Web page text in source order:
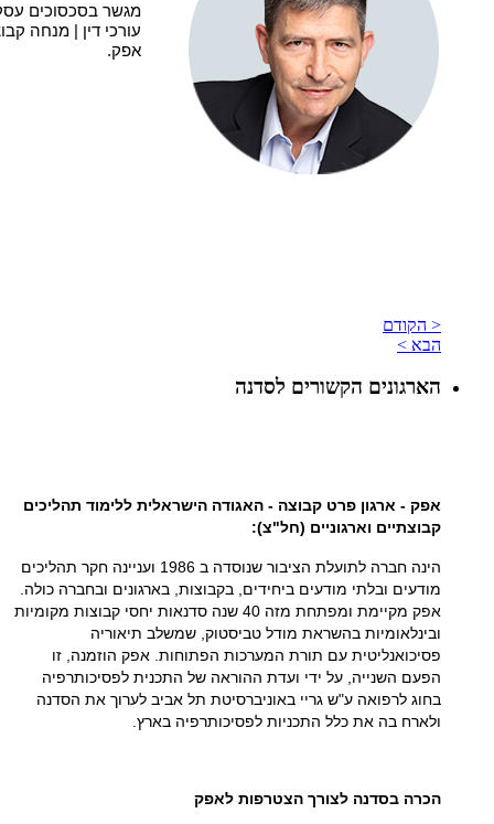
מגשר בסכסוכים
עורכי דין | מנחה
אפק.
< הקודם
הבא >
הארגונים הקשורים לסדנה
אפק - ארגון פרט קבוצה - האגודה הישראלית ללימוד תהליכים
קבוצתיים וארגוניים (חל"צ):
הינה חברה לתועלת הציבור שנוסדה ב 1986 ועניינה חקר תהליכים
מודעים ובלתי מודעים ביחידים, בקבוצות, בארגונים ובחברה כולה.
אפק מקיימת ומפתחת מזה 40 שנה סדנאות יחסי קבוצות מקומיות
ובינלאומיות בהשראת מודל טביסטוק, שמשלב תיאוריה
פסיכואנליטית עם תורת המערכות הפתוחות. אפק הוזמנה, זו
הפעם השנייה, על ידי ועדת ההוראה של התכנית לפסיכותרפיה
בחוג לרפואה ע"ש גריי באוניברסיטת תל אביב לערוך את הסדנה
ולארח בה את כלל התכניות לפסיכותרפיה בארץ.
הכרה בסדנה לצורך הצטרפות לאפק